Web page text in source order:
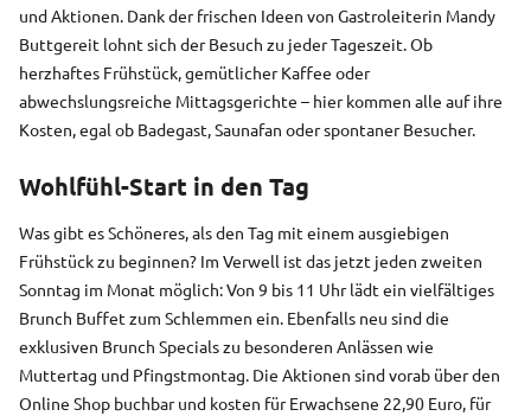
und Aktionen. Dank der frischen Ideen von Gastroleiterin Mandy
Buttgereit lohnt sich der Besuch zu jeder Tageszeit. Ob
herzhaftes Frühstück, gemütlicher Kaffee oder
abwechslungsreiche Mittagsgerichte – hier kommen alle auf ihre
Kosten, egal ob Badegast, Saunafan oder spontaner Besucher.
Wohlfühl-Start in den Tag
Was gibt es Schöneres, als den Tag mit einem ausgiebigen
Frühstück zu beginnen? Im Verwell ist das jetzt jeden zweiten
Sonntag im Monat möglich: Von 9 bis 11 Uhr lädt ein vielfältiges
Brunch Buffet zum Schlemmen ein. Ebenfalls neu sind die
exklusiven Brunch Specials zu besonderen Anlässen wie
Muttertag und Pfingstmontag. Die Aktionen sind vorab über den
Online Shop buchbar und kosten für Erwachsene 22,90 Euro, für
Links
Animationen
Hoher Kontrast